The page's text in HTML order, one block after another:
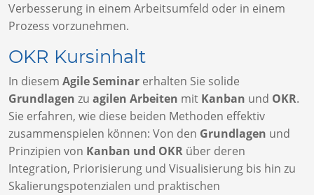
Verbesserung in einem Arbeitsumfeld oder in einem
Prozess vorzunehmen.
OKR Kursinhalt
In diesem Agile Seminar erhalten Sie solide
Grundlagen zu agilen Arbeiten mit Kanban und OKR.
Sie erfahren, wie diese beiden Methoden effektiv
zusammenspielen können: Von den Grundlagen und
Prinzipien von Kanban und OKR über deren
Integration, Priorisierung und Visualisierung bis hin zu
Skalierungspotenzialen und praktischen